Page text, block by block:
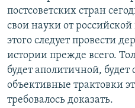
постсоветских стран
свои науки от
этого следует провести
истории прежде всего.
будет аполитичной,
объективные трактовки
требовалось доказать.